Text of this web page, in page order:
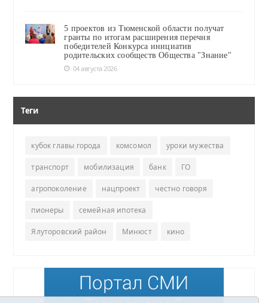
5 проектов из Тюменской области получат
гранты по итогам расширения перечня
победителей Конкурса инициатив
родительских сообществ Общества "Знание"
04 августа 2026
Теги
кубок главы города комсомол уроки мужества
транспорт мобилизация банк ГО
агропоколение нацпроект честно говоря
пионеры семейная ипотека
Ялуторовский район Минюст кино